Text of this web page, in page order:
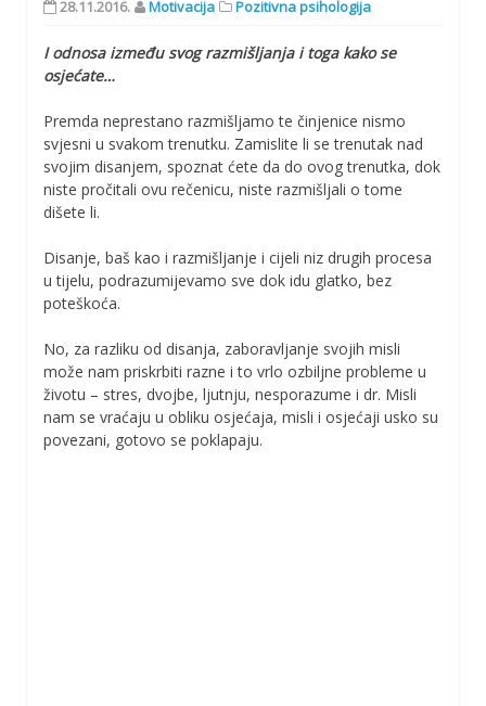
28.11.2016. Motivacija Pozitivna psihologija
I odnosa između svog razmišljanja i toga kako se
osjećate…
Premda neprestano razmišljamo te činjenice nismo
svjesni u svakom trenutku. Zamislite li se trenutak nad
svojim disanjem, spoznat ćete da do ovog trenutka, dok
niste pročitali ovu rečenicu, niste razmišljali o tome
dišete li.
Disanje, baš kao i razmišljanje i cijeli niz drugih procesa
u tijelu, podrazumijevamo sve dok idu glatko, bez
poteškoća.
No, za razliku od disanja, zaboravljanje svojih misli
može nam priskrbiti razne i to vrlo ozbiljne probleme u
životu – stres, dvojbe, ljutnju, nesporazume i dr. Misli
nam se vraćaju u obliku osjećaja, misli i osjećaji usko su
povezani, gotovo se poklapaju.